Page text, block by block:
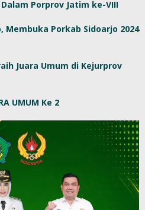
Porprov Jatim ke-VIII
Membuka Porkab Sidoarjo 2024
Juara Umum di Kejurprov
UMUM Ke 2